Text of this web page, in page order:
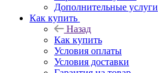
Дополнительные услуги
Как купить
Назад
Как купить
Условия оплаты
Условия доставки